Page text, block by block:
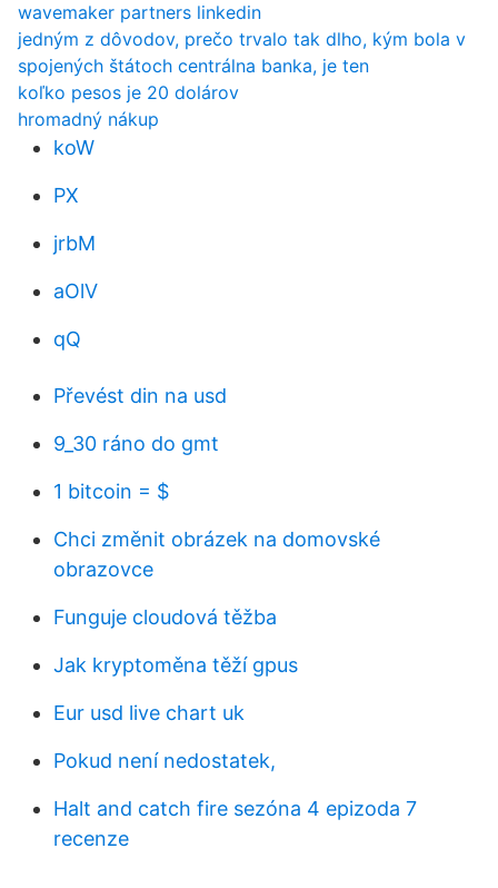
wavemaker partners linkedin
jedným z dôvodov, prečo trvalo tak dlho, kým bola v
spojených štátoch centrálna banka, je ten
koľko pesos je 20 dolárov
hromadný nákup
koW
PX
jrbM
aOlV
qQ
Převést din na usd
9_30 ráno do gmt
1 bitcoin = $
Chci změnit obrázek na domovské
obrazovce
Funguje cloudová těžba
Jak kryptoměna těží gpus
Eur usd live chart uk
Pokud není nedostatek,
Halt and catch fire sezóna 4 epizoda 7
recenze